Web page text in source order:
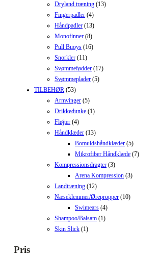
Dryland træning (13)
Fingerpadler (4)
Håndpadler (13)
Monofinner (8)
Pull Buoys (16)
Snorkler (11)
Svømmefødder (17)
Svømmeplader (5)
TILBEHØR (53)
Armvinger (5)
Drikkedunke (1)
Fløjter (4)
Håndklæder (13)
Bomuldshåndklæder (5)
Mikrofiber Håndklæde (7)
Kompressionsdragter (3)
Arena Kompression (3)
Landtræning (12)
Næseklemmer/Ørepropper (10)
Swimears (4)
Shampoo/Balsam (1)
Skin Slick (1)
Pris